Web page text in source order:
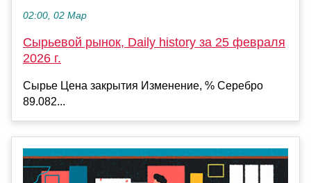
02:00, 02 Мар
Сырьевой рынок, Daily history за 25 февраля
2026 г.
Сырье Цена закрытия Изменение, % Серебро
89.082...